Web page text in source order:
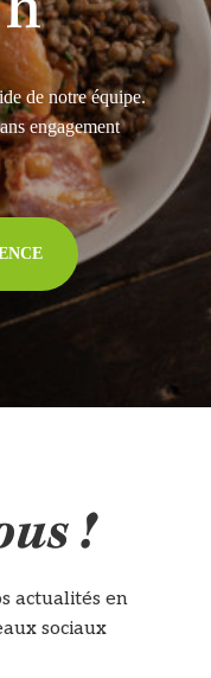
de notre équipe.
engagement
!
actualités en
sociaux